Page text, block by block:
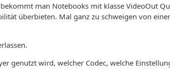
man Notebooks mit klasse VideoOut
überbieten. Mal ganz zu schweigen von
genutzt wird, welcher Codec, welche